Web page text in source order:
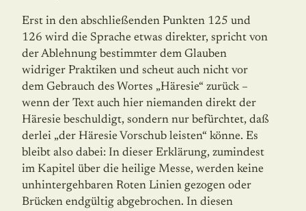
Erst in den abschließenden Punkten 125 und
126 wird die Sprache etwas direkter, spricht von
der Ablehnung bestimmter dem Glauben
widriger Praktiken und scheut auch nicht vor
dem Gebrauch des Wortes ­„Häresie“ zurück –
wenn der Text auch hier nie­man­den direkt der
Häresie beschuldigt, sondern nur befürchtet, daß
derlei „der Häresie Vorschub leisten“ könne. Es
bleibt also dabei: In dieser Erklärung, zumindest
im Kapitel über die heilige Messe, werden keine
unhintergehbaren Roten Linien gezogen oder
Brüc­ken endgültig abgebrochen. In diesen